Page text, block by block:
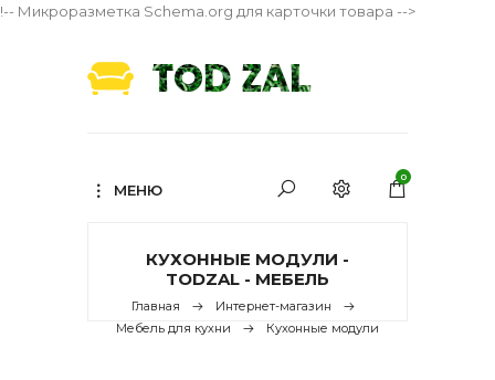
!-- Микроразметка Schema.org для карточки товара -->
МЕНЮ
0
КУХОННЫЕ МОДУЛИ -
TODZAL - МЕБЕЛЬ
Главная
Интернет-магазин
Мебель для кухни
Кухонные модули